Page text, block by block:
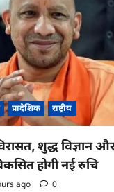
प्रादेशिक राष्ट्रीय
शुद्ध विज्ञान
होगी नई रुचि
ago 0